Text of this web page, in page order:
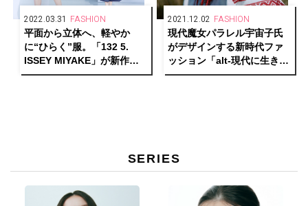
2022.03.31 FASHION
平面から立体へ、軽やか
に“ひらく”服。「132 5.
ISSEY MIYAKE」が新作
「KITE」シリーズを発売
2021.12.02 FASHION
現代魔女パラレル宇宙子氏
がデザインする新時代ファ
ッション「alt-現代に生きる
魔女たちの戦闘服-」誕生。
SERIES